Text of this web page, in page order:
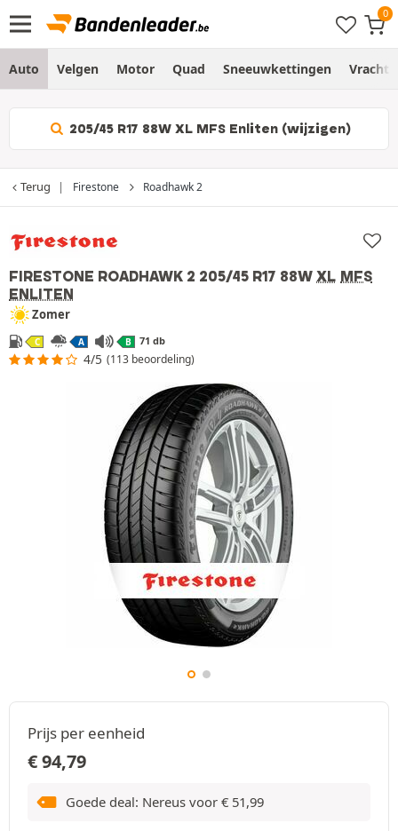
Auto Velgen Motor Quad Sneeuwkettingen
205/45 R17 88W XL MFS Enliten (wijzigen)
Terug Firestone Roadhawk 2
FIRESTONE ROADHAWK 2 205/45 R17 88W XL MFS
ENLITEN
Zomer
C A B 71 db
4/5 (113 beoordeling)
Prijs per eenheid
€94,79
Goede deal: Nereus voor € 51,99